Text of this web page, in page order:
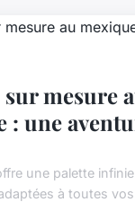
sur mesure
: une
une palette
à toutes